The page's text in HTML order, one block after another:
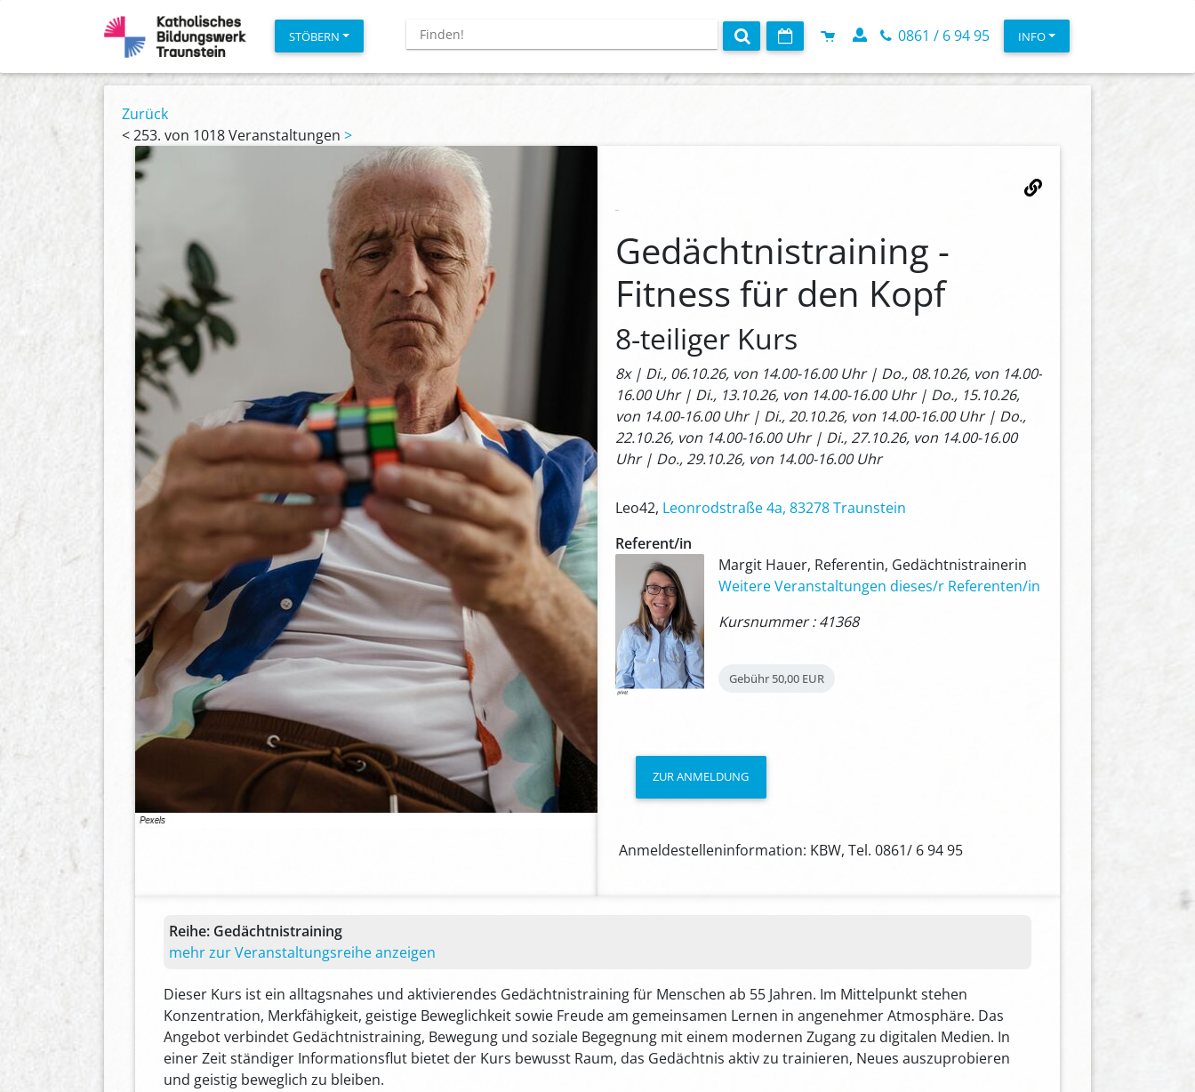
STÖBERN 0861 / 6 94 95 INFO
Zurück
<253. von 1018 Veranstaltungen >
Gedächtnistraining -
Fitness für den Kopf
8-teiliger Kurs
8x | Di., 06.10.26, von 14.00-16.00 Uhr | Do., 08.10.26, von 14.00-
16.00 Uhr | Di., 13.10.26, von 14.00-16.00 Uhr | Do., 15.10.26,
von 14.00-16.00 Uhr | Di., 20.10.26, von 14.00-16.00 Uhr | Do.,
22.10.26, von 14.00-16.00 Uhr | Di., 27.10.26, von 14.00-16.00
Uhr | Do., 29.10.26, von 14.00-16.00 Uhr
Leo42, Leonrodstraße 4a, 83278 Traunstein
Referent/in
Margit Hauer, Referentin, Gedächtnistrainerin
Weitere Veranstaltungen dieses/r Referenten/in
Kursnummer : 41368
Gebühr 50,00 EUR
ZUR ANMELDUNG
Anmeldestelleninformation: KBW, Tel. 0861/ 6 94 95
Reihe: Gedächtnistraining
mehr zur Veranstaltungsreihe anzeigen
Dieser Kurs ist ein alltagsnahes und aktivierendes Gedächtnistraining für Menschen ab 55 Jahren. Im Mittelpunkt stehen
Konzentration, Merkfähigkeit, geistige Beweglichkeit sowie Freude am gemeinsamen Lernen in angenehmer Atmosphäre. Das
Angebot verbindet Gedächtnistraining, Bewegung und soziale Begegnung mit einem modernen Zugang zu digitalen Medien. In
einer Zeit ständiger Informationsflut bietet der Kurs bewusst Raum, das Gedächtnis aktiv zu trainieren, Neues auszuprobieren
und geistig beweglich zu bleiben.